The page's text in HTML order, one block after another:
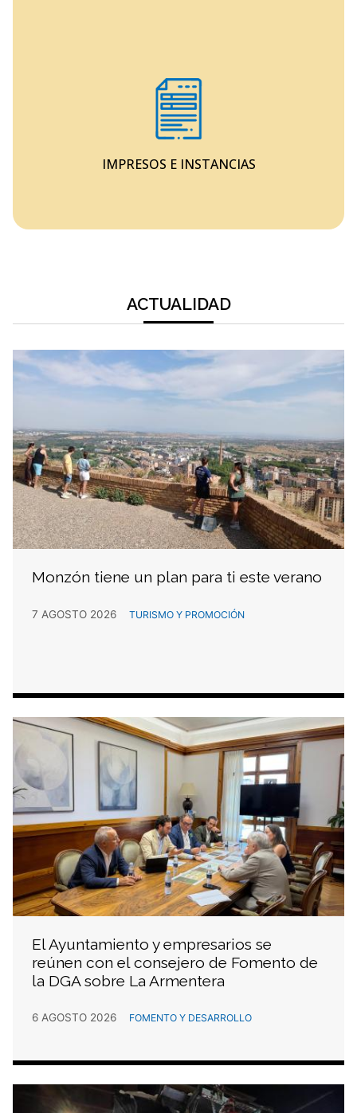
IMPRESOS E INSTANCIAS
ACTUALIDAD
Monzón tiene un plan para ti este verano
7 AGOSTO 2026 TURISMO Y PROMOCIÓN
El Ayuntamiento y empresarios se
reúnen con el consejero de Fomento de
la DGA sobre La Armentera
6 AGOSTO 2026 FOMENTO Y DESARROLLO